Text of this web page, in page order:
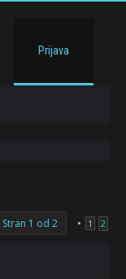
Prijava
Stran 1 od 2 • 1 2